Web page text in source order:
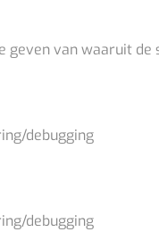
geven van waaruit
debugging
debugging